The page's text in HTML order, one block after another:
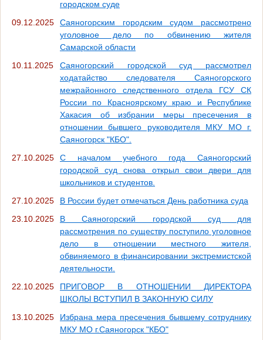
городском суде
09.12.2025
Саяногорским городским судом рассмотрено
уголовное дело по обвинению жителя
Самарской области
10.11.2025
Саяногорский городской суд рассмотрел
ходатайство следователя Саяногорского
межрайонного следственного отдела ГСУ СК
России по Красноярскому краю и Республике
Хакасия об избрании меры пресечения в
отношении бывшего руководителя МКУ МО г.
Саяногорск "КБО".
27.10.2025
С началом учебного года Саяногорский
городской суд снова открыл свои двери для
школьников и студентов.
27.10.2025
В России будет отмечаться День работника суда
23.10.2025
В Саяногорский городской суд для
рассмотрения по существу поступило уголовное
дело в отношении местного жителя,
обвиняемого в финансировании экстремистской
деятельности.
22.10.2025
ПРИГОВОР В ОТНОШЕНИИ ДИРЕКТОРА
ШКОЛЫ ВСТУПИЛ В ЗАКОННУЮ СИЛУ
13.10.2025
Избрана мера пресечения бывшему сотруднику
МКУ МО г.Саяногорск "КБО"